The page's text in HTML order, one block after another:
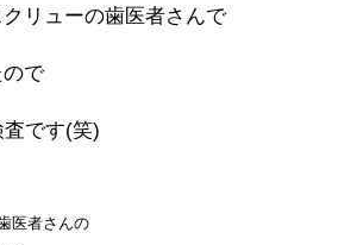
リューの歯医者さんで
で
です(笑)
医者さんの